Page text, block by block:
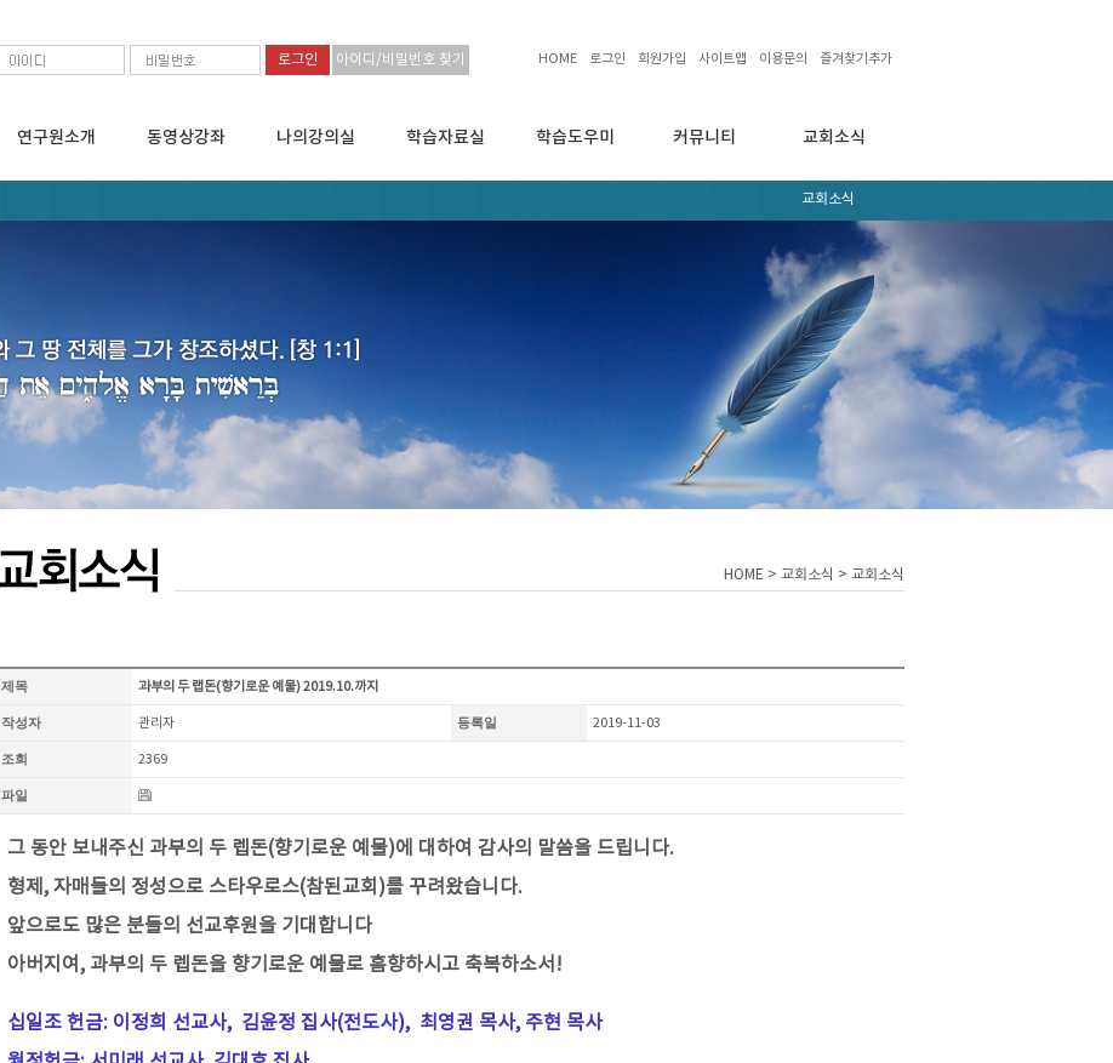
아이디/비밀번호 찾기 HOME 로그인 회원가입 사이트맵 이용문의 즐겨찾기추가
연구원소개 동영상강좌 나의강의실 학습자료실 학습도우미 커뮤니티 교회소식
교회소식
HOME > 교회소식 > 교회소식
제목 과부의 두 랩돈(향기로운 예물) 2019.10.까지
작성자 관리자 등록일 2019-11-03
조회 2369
파일
그 동안 보내주신 과부의 두 렙돈(향기로운 예물)에 대하여 감사의 말씀을 드립니다.
형제, 자매들의 정성으로 스타우로스(참된교회)를 꾸려왔습니다.
앞으로도 많은 분들의 선교후원을 기대합니다
아버지여, 과부의 두 렙돈을 향기로운 예물로 흠향하시고 축복하소서!
십일조 헌금: 이정희 선교사, 김윤정 집사(전도사), 최영권 목사, 주현 목사